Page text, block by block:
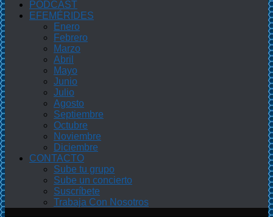
PODCAST
EFEMÉRIDES
Enero
Febrero
Marzo
Abril
Mayo
Junio
Julio
Agosto
Septiembre
Octubre
Noviembre
Diciembre
CONTACTO
Sube tu grupo
Sube un concierto
Suscríbete
Trabaja Con Nosotros